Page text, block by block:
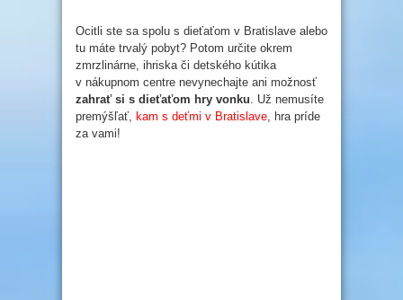
Ocitli ste sa spolu s dieťaťom v Bratislave alebo
tu máte trvalý pobyt? Potom určite okrem
zmrzlinárne, ihriska či detského kútika
v nákupnom centre nevynechajte ani možnosť
zahrať si s dieťaťom hry vonku. Už nemusíte
premýšľať, kam s deťmi v Bratislave, hra príde
za vami!